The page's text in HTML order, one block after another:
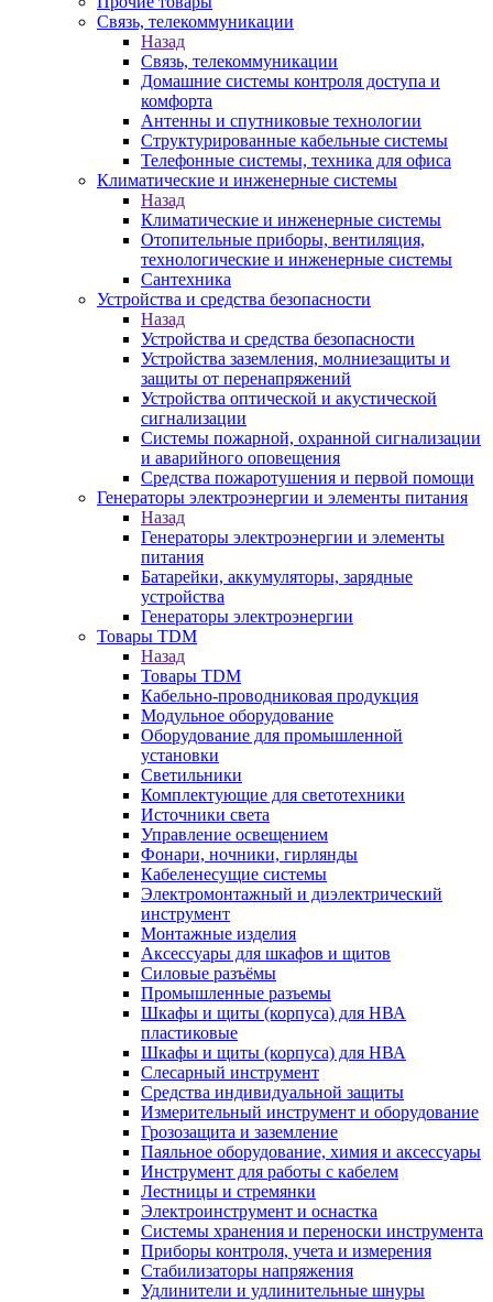
Связь, телекоммуникации
Назад
Связь, телекоммуникации
Домашние системы контроля доступа и
комфорта
Антенны и спутниковые технологии
Структурированные кабельные системы
Телефонные системы, техника для офиса
Климатические и инженерные системы
Назад
Климатические и инженерные системы
Отопительные приборы, вентиляция,
технологические и инженерные системы
Сантехника
Устройства и средства безопасности
Назад
Устройства и средства безопасности
Устройства заземления, молниезащиты и
защиты от перенапряжений
Устройства оптической и акустической
сигнализации
Системы пожарной, охранной сигнализации
и аварийного оповещения
Средства пожаротушения и первой помощи
Генераторы электроэнергии и элементы питания
Назад
Генераторы электроэнергии и элементы
питания
Батарейки, аккумуляторы, зарядные
устройства
Генераторы электроэнергии
Товары TDM
Назад
Товары TDM
Кабельно-проводниковая продукция
Модульное оборудование
Оборудование для промышленной
установки
Светильники
Комплектующие для светотехники
Источники света
Управление освещением
Фонари, ночники, гирлянды
Кабеленесущие системы
Электромонтажный и диэлектрический
инструмент
Монтажные изделия
Аксессуары для шкафов и щитов
Силовые разъёмы
Промышленные разъемы
Шкафы и щиты (корпуса) для НВА
пластиковые
Шкафы и щиты (корпуса) для НВА
Слесарный инструмент
Средства индивидуальной защиты
Измерительный инструмент и оборудование
Грозозащита и заземление
Паяльное оборудование, химия и аксессуары
Инструмент для работы с кабелем
Лестницы и стремянки
Электроинструмент и оснастка
Системы хранения и переноски инструмента
Приборы контроля, учета и измерения
Стабилизаторы напряжения
Удлинители и удлинительные шнуры